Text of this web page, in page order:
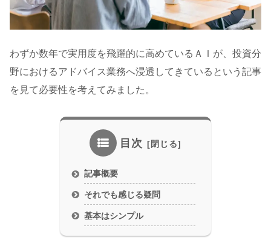
わずか数年で実用度を飛躍的に高めているＡＩが、投資分
野におけるアドバイス業務へ浸透してきているという記事
を見て必要性を考えてみました。
目次
記事概要
それでも感じる疑問
基本はシンプル